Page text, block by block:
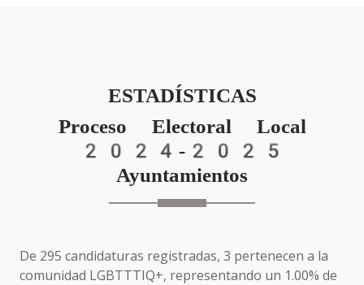
ESTADÍSTICAS
Proceso Electoral Local
2024-2025
Ayuntamientos
De 295 candidaturas registradas, 3 pertenecen a la
comunidad LGBTTTIQ+, representando un 1.00% de